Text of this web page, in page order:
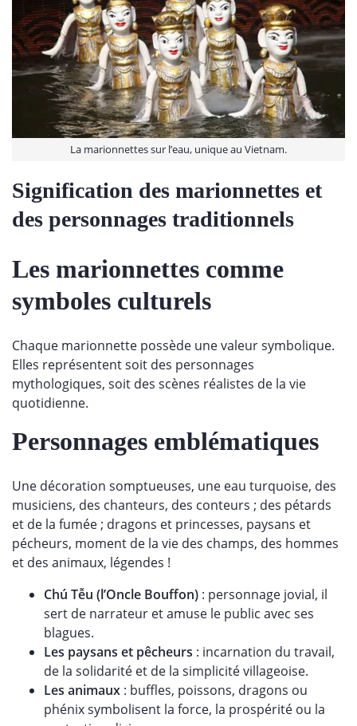
La marionnettes sur l’eau, unique au Vietnam.
Signification des marionnettes et
des personnages traditionnels
Les marionnettes comme
symboles culturels
Chaque marionnette possède une valeur symbolique.
Elles représentent soit des personnages
mythologiques, soit des scènes réalistes de la vie
quotidienne.
Personnages emblématiques
Une décoration somptueuses, une eau turquoise, des
musiciens, des chanteurs, des conteurs ; des pétards
et de la fumée ; dragons et princesses, paysans et
pécheurs, moment de la vie des champs, des hommes
et des animaux, légendes !
Chú Tễu (l’Oncle Bouffon) : personnage jovial, il
sert de narrateur et amuse le public avec ses
blagues.
Les paysans et pêcheurs : incarnation du travail,
de la solidarité et de la simplicité villageoise.
Les animaux : buffles, poissons, dragons ou
phénix symbolisent la force, la prospérité ou la